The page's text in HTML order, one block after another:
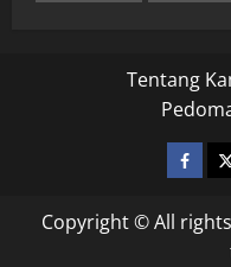
Tentang
Copyright © All